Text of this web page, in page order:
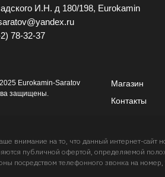
И.Н. д 180/198, Eurokamin
78-32-37
Магазин
Eurokamin-Saratov
защищены.
Контакты
внимание на то, что данный интернет-сайт
публичной офертой, определяемой
посредством телефонного звонка на